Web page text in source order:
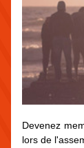
Devenez
lors de